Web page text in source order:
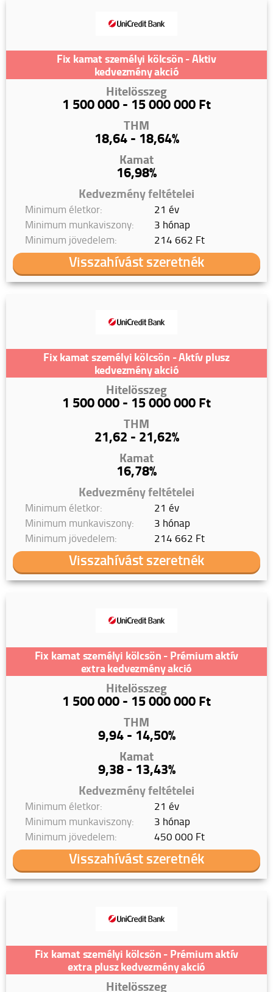
Fix kamat személyi kölcsön - Aktiv
kedvezmény akció
Hitelösszeg
1 500 000 - 15 000 000 Ft
THM
18,64 - 18,64%
Kamat
16,98%
Kedvezmény feltételei
Minimum életkor:
21 év
Minimum munkaviszony:
3 hónap
Minimum jövedelem:
214 662 Ft
Visszahívást szeretnék
Fix kamat személyi kölcsön - Aktív plusz
kedvezmény akció
Hitelösszeg
1 500 000 - 15 000 000 Ft
THM
21,62 - 21,62%
Kamat
16,78%
Kedvezmény feltételei
Minimum életkor:
21 év
Minimum munkaviszony:
3 hónap
Minimum jövedelem:
214 662 Ft
Visszahívást szeretnék
Fix kamat személyi kölcsön - Prémium aktív
extra kedvezmény akció
Hitelösszeg
1 500 000 - 15 000 000 Ft
THM
9,94 - 14,50%
Kamat
9,38 - 13,43%
Kedvezmény feltételei
Minimum életkor:
21 év
Minimum munkaviszony:
3 hónap
Minimum jövedelem:
450 000 Ft
Visszahívást szeretnék
Fix kamat személyi kölcsön - Prémium aktív
extra plusz kedvezmény akció
Hitelösszeg